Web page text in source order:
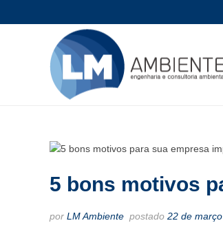
5 bons motivos
por LM Ambiente postado 22 de